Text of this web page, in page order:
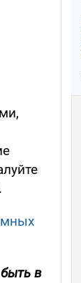
в